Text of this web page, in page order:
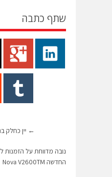
שתף כתבה
← יין כחלק
נובה מדווחת על
החדשה Nova V2600TM